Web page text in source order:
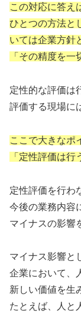
この対応に答え
ひとつの方法と
いては企業方針
「その精度を一
定性的な評価は
評価する現場に
ここで大きなポ
「定性評価は行
定性評価を行わ
今後の業務内容
マイナスの影響
マイナス影響と
企業において、
新しい価値を生
たとえば、人と